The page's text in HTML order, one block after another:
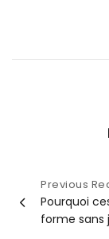
Navigation
de
l’article
Previous
Pourquoi
forme sans